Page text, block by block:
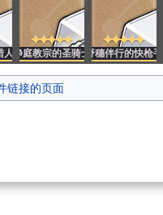
人 净庭教宗的圣骑士 野穗伴行的快枪手
链接的页面